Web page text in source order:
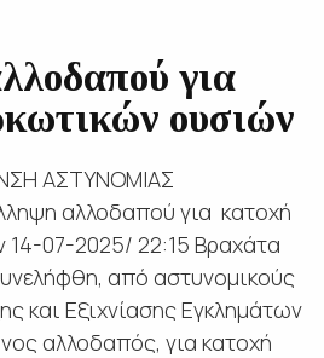
για
ουσιών
αλλοδαπού για κατοχή
14-07-2025/ 22:15 Βραχάτα
από αστυνομικούς
και Εξιχνίασης Εγκλημάτων
αλλοδαπός, για κατοχή